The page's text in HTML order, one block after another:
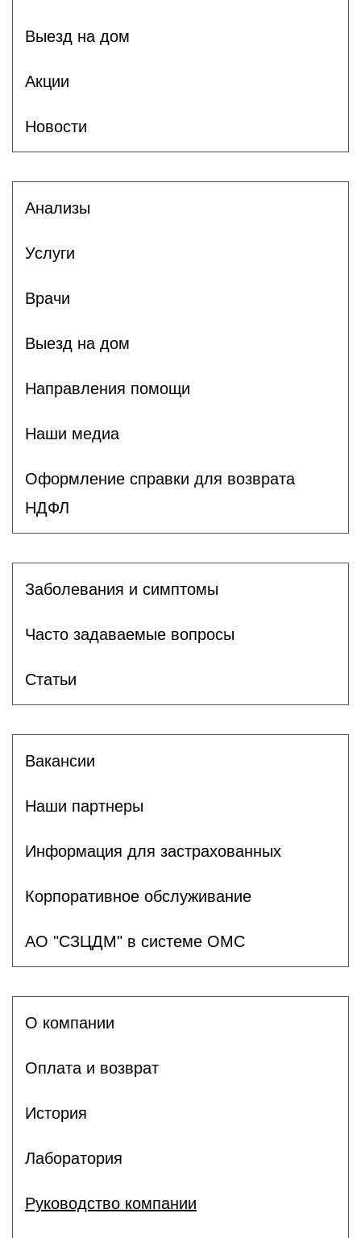
Выезд на дом
Акции
Новости
Анализы
Услуги
Врачи
Выезд на дом
Направления помощи
Наши медиа
Оформление справки для возврата
НДФЛ
Заболевания и симптомы
Часто задаваемые вопросы
Статьи
Вакансии
Наши партнеры
Информация для застрахованных
Корпоративное обслуживание
АО "СЗЦДМ" в системе ОМС
О компании
Оплата и возврат
История
Лаборатория
Руководство компании